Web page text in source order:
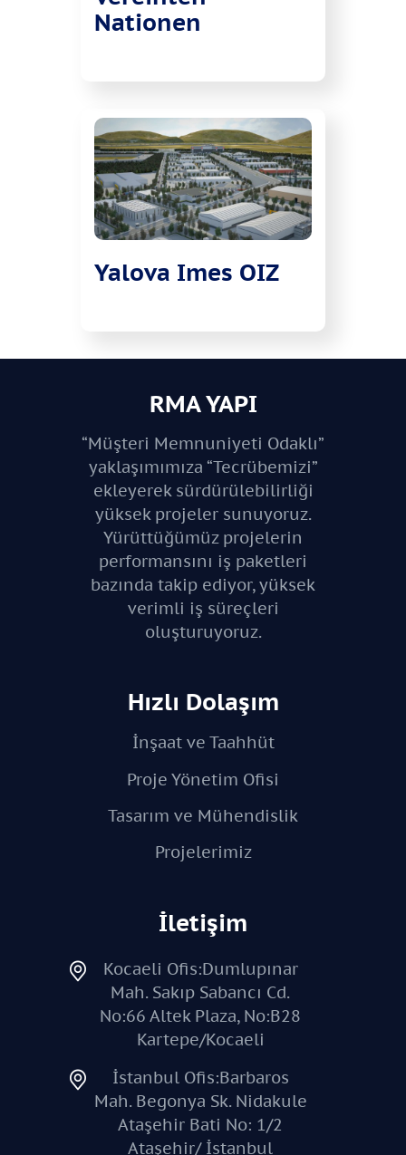
Nationen
Yalova Imes OIZ
RMA YAPI
“Müşteri Memnuniyeti Odaklı”
yaklaşımımıza “Tecrübemizi”
ekleyerek sürdürülebilirliği
yüksek projeler sunuyoruz.
Yürüttüğümüz projelerin
performansını iş paketleri
bazında takip ediyor, yüksek
verimli iş süreçleri
oluşturuyoruz.
Hızlı Dolaşım
İnşaat ve Taahhüt
Proje Yönetim Ofisi
Tasarım ve Mühendislik
Projelerimiz
İletişim
Kocaeli Ofis:Dumlupınar
Mah. Sakıp Sabancı Cd.
No:66 Altek Plaza, No:B28
Kartepe/Kocaeli
İstanbul Ofis:Barbaros
Mah. Begonya Sk. Nidakule
Ataşehir Bati No: 1/2
Ataşehir/ İstanbul